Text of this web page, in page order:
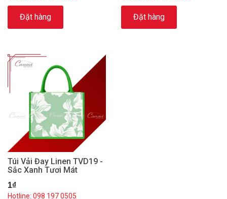
Đặt hàng Đặt hàng
Túi Vải Đay Linen TVD19 -
Sắc Xanh Tươi Mát
1₫
Hotline: 098 197 0505